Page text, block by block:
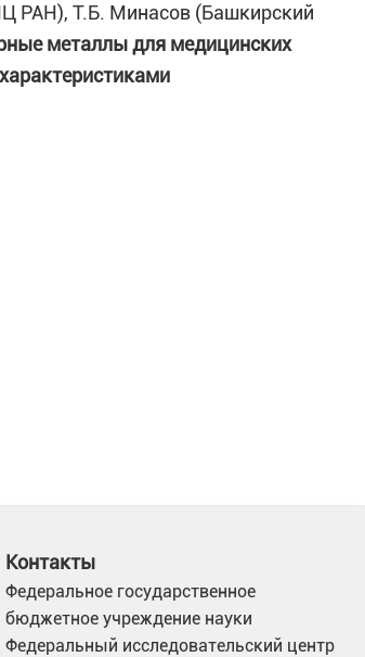
РАН), Т.Б. Минасов (Башкирский
металлы для медицинских
Контакты
Федеральное государственное
бюджетное учреждение науки
Федеральный исследовательский центр